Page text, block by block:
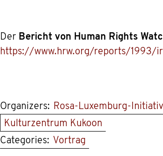
Der Bericht von Human Rights
https://www.hrw.org/reports/1993/
Organizers: Rosa-Luxemburg-
Kulturzentrum Kukoon
Categories: Vortrag